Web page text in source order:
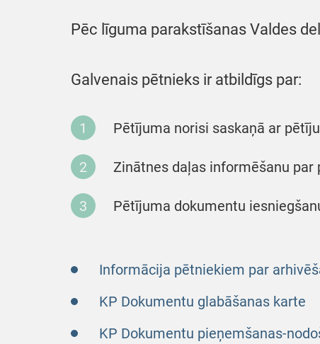
Pēc līguma parakstīšanas Valdes
Galvenais pētnieks ir atbildīgs par:
Pētījuma norisi saskaņā ar
Zinātnes daļas informēšanu par
Pētījuma dokumentu
Informācija pētniekiem par
KP Dokumentu glabāšanas karte
KP Dokumentu pieņemšanas-